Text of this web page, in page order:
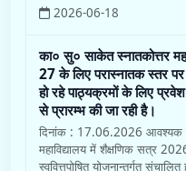
2026-06-18
का० सु० साकेत स्नातकोत्तर
27 के लिए परास्नातक स्तर पर
हो रहे पाठ्यक्रमों के लिए
से प्रारम्भ की जा रही है।
दिनांक : 17.06.2026 आवश्यक
महाविद्यालय में शैक्षणिक सत्र
स्ववित्तपोषित योजनान्तर्गत